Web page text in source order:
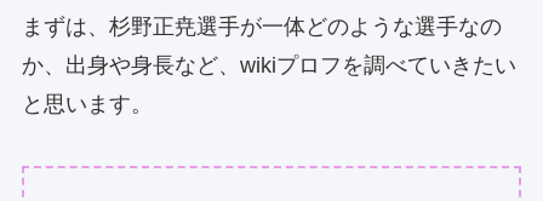
まずは、杉野正尭選手が一体どのような選手なの
か、出身や身長など、wikiプロフを調べていきたい
と思います。